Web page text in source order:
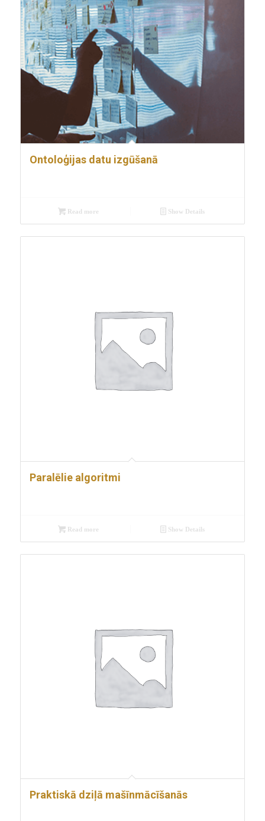
Ontoloģijas datu izgūšanā
Read more Show Details
Paralēlie algoritmi
Read more Show Details
Praktiskā dziļā mašīnmācīšanās